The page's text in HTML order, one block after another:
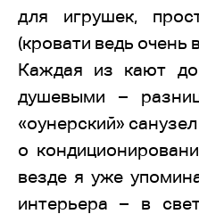
для игрушек,
(кровати ведь очень
Каждая из кают
душевыми –
«оунерский»
о
везде я уже
интерьера – в